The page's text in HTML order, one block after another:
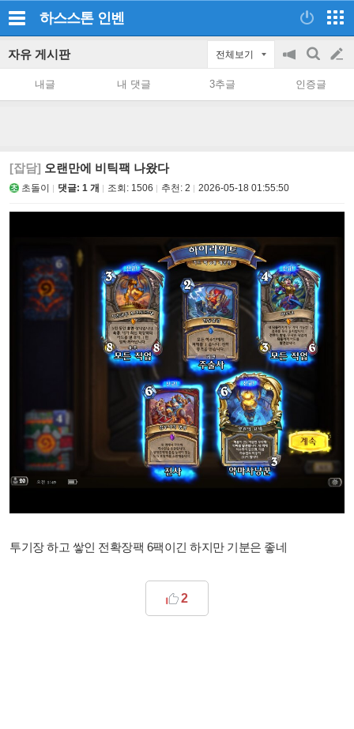
하스스톤 인벤
자유 게시판 전체보기
공
on/off
검
색
글
쓰
내글 내 댓글 3추글 인증글
[잡담] 오랜만에 비틱팩 나왔다
초돌이 댓글: 1 개 조회: 1506 추천: 2 2026-05-18 01:55:50
투기장 하고 쌓인 전확장팩 6팩이긴 하지만 기분은 좋네
2